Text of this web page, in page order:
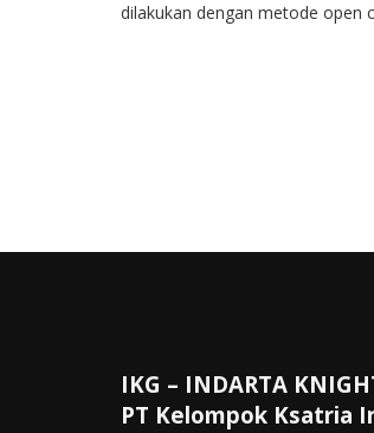
dilakukan dengan metode open
IKG – INDARTA
PT Kelompok Ksatria